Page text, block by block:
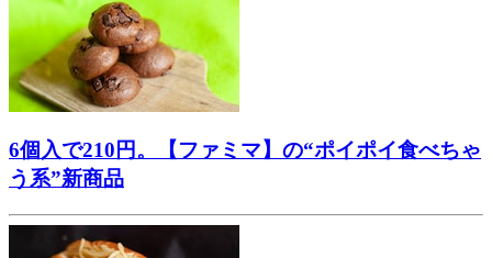
6個入で210円。【ファミマ】の“ポイポイ食べちゃ
う系”新商品